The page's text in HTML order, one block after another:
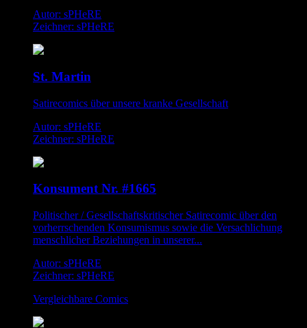
Autor: sPHeRE
Zeichner: sPHeRE
St. Martin
Satirecomics über unsere kranke Gesellschaft
Autor: sPHeRE
Zeichner: sPHeRE
Konsument Nr. #1665
Politischer / Gesellschaftskritischer Satirecomic über den
vorherrschenden Konsumismus sowie die Versachlichung
menschlicher Beziehungen in unserer...
Autor: sPHeRE
Zeichner: sPHeRE
Vergleichbare Comics